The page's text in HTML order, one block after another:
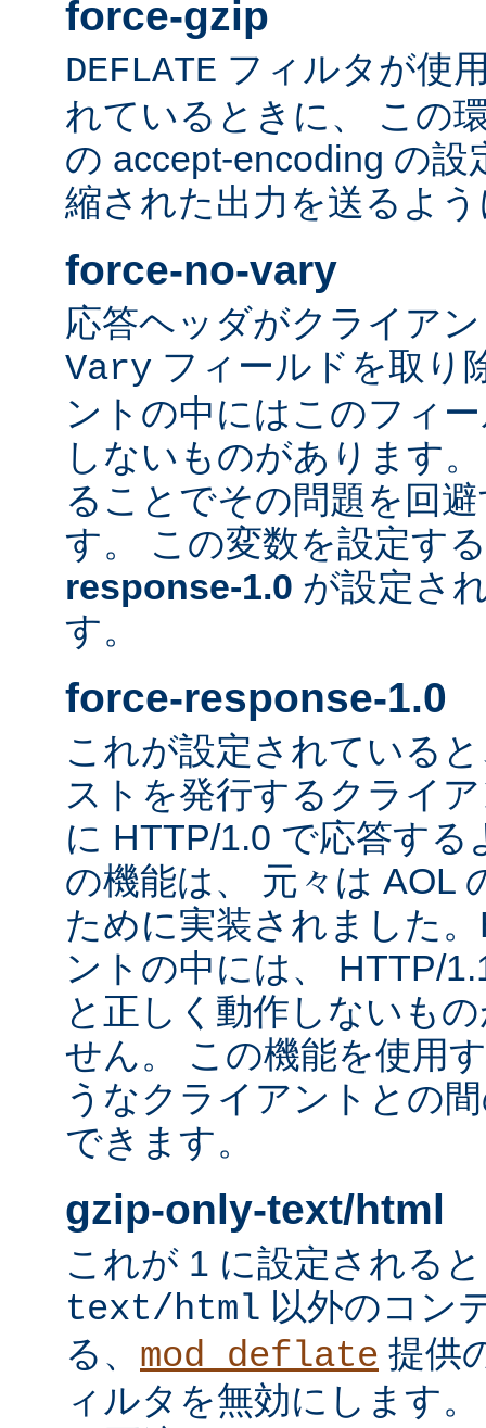
force-gzip
DEFLATE フィルタが使
れているときに、 この
の accept-encoding の
縮された出力を送るよ
force-no-vary
応答ヘッダがクライア
Vary フィールドを取り
ントの中にはこのフィ
しないものがあります
ることでその問題を回
す。 この変数を設定す
response-1.0 が設定さ
す。
force-response-1.0
これが設定されている
ストを発行するクライ
に HTTP/1.0 で応答す
の機能は、 元々は AOL
ために実装されました
ントの中には、 HTTP/
と正しく動作しないも
せん。 この機能を使用
うなクライアントとの
できます。
gzip-only-text/html
これが 1 に設定される
text/html 以外のコン
る、 mod_deflate 提供
ィルタを無効にします